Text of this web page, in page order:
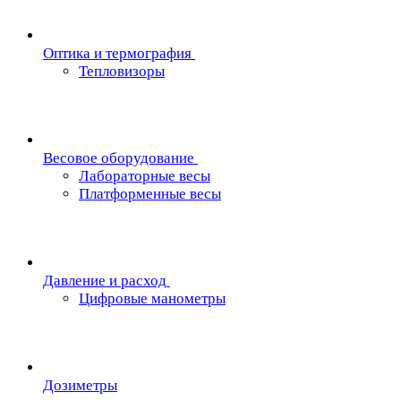
Oптика и термография
Тепловизоры
Весовое оборудование
Лабораторные весы
Платформенные весы
Давление и расход
Цифровые манометры
Дозиметры